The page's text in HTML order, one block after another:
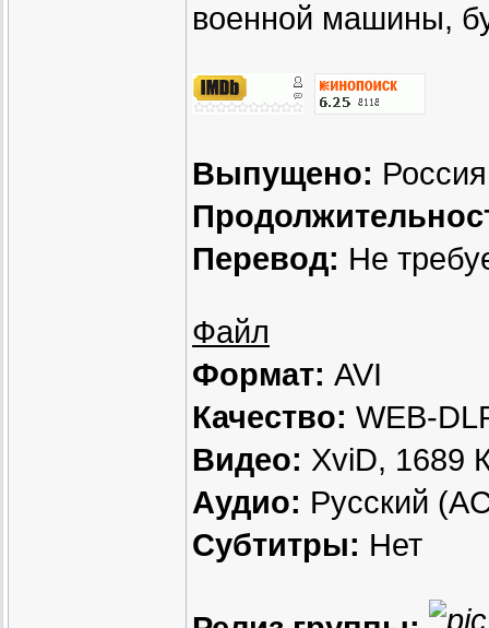
военной машины,
Выпущено:
Перевод: Не
Файл
Формат: AVI
Качество: WEB-
Видео: XviD, 1689
Аудио: Русский
Субтитры: Нет